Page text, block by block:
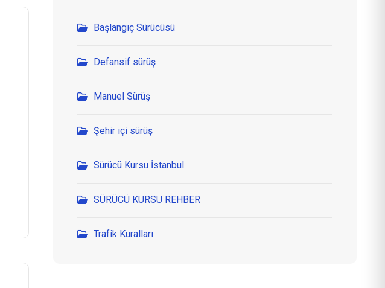
Başlangıç Sürücüsü
Defansif sürüş
Manuel Sürüş
Şehir içi sürüş
Sürücü Kursu İstanbul
SÜRÜCÜ KURSU REHBER
Trafik Kuralları